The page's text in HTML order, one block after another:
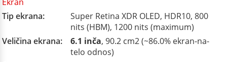
Tip ekrana:
Super Retina XDR OLED, HDR10, 800
nits (HBM), 1200 nits (maximum)
Veličina ekrana:
6.1 inča, 90.2 cm2 (~86.0% ekran-na-
telo odnos)